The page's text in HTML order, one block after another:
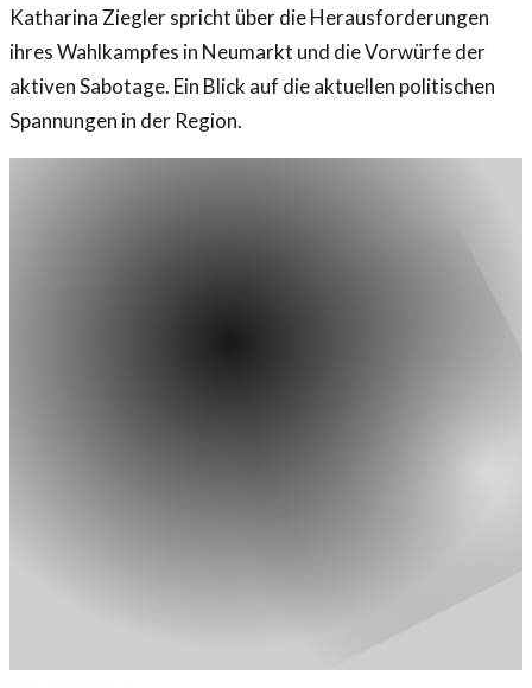
Katharina Ziegler spricht über die Herausforderungen
ihres Wahlkampfes in Neumarkt und die Vorwürfe der
aktiven Sabotage. Ein Blick auf die aktuellen politischen
Spannungen in der Region.